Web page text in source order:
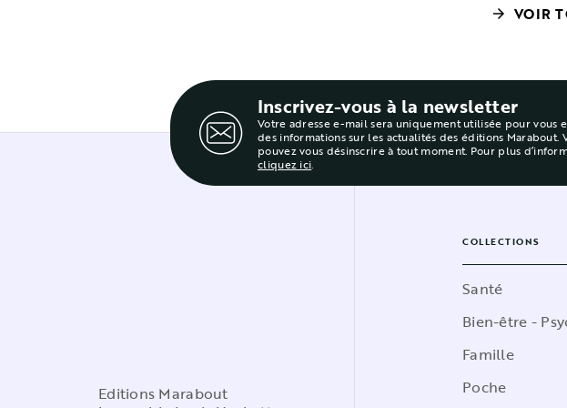
arrow_forward VOIR
Inscrivez-vous à la newsletter
Votre adresse e-mail sera uniquement utilisée pour vous
des informations sur les actualités des éditions Marabout.
pouvez vous désinscrire à tout moment. Pour plus
cliquez ici.
Editions Marabout
COLLECTIONS
Santé
Bien-être -
Famille
Poche